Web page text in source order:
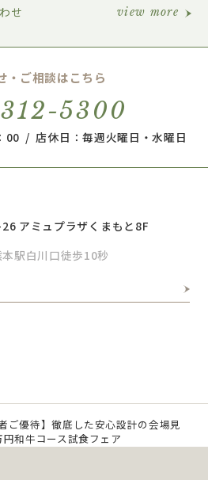
せ view more
・ご相談はこちら
5300
00 / 店休日：毎週火曜日・水曜日
アミュプラザくまもと8F
駅白川口徒歩10秒
ご優待】徹底した安心設計の会場見
和牛コース試食フェア